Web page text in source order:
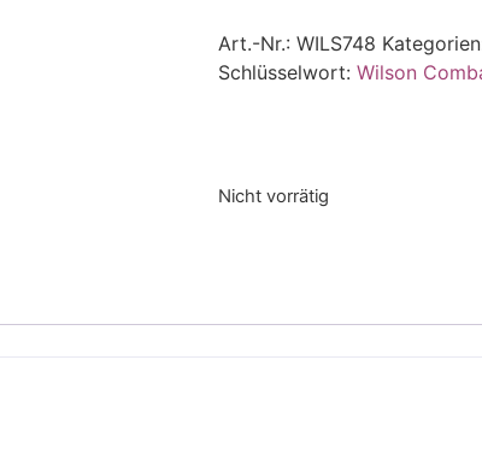
Art.-Nr.: WILS748
Schlüsselwort: Wilson
Nicht vorrätig